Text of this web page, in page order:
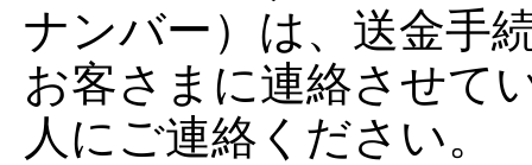
ナンバー）は、送金手
お客さまに連絡させて
人にご連絡ください。